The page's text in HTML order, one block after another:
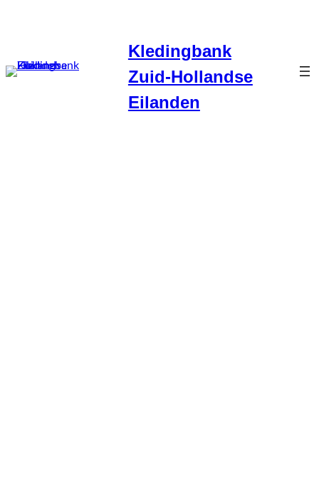
inhoud
Kledingbank
Zuid-Hollandse
Eilanden